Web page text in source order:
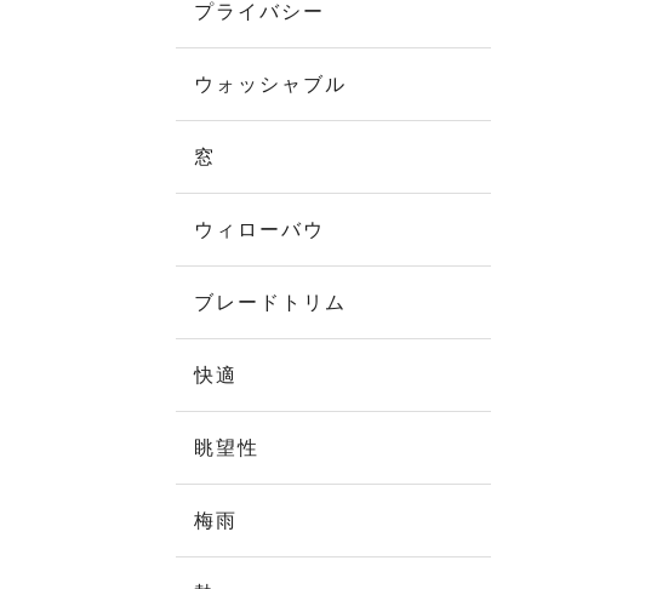
プライバシー
ウォッシャブル
窓
ウィローバウ
ブレードトリム
快適
眺望性
梅雨